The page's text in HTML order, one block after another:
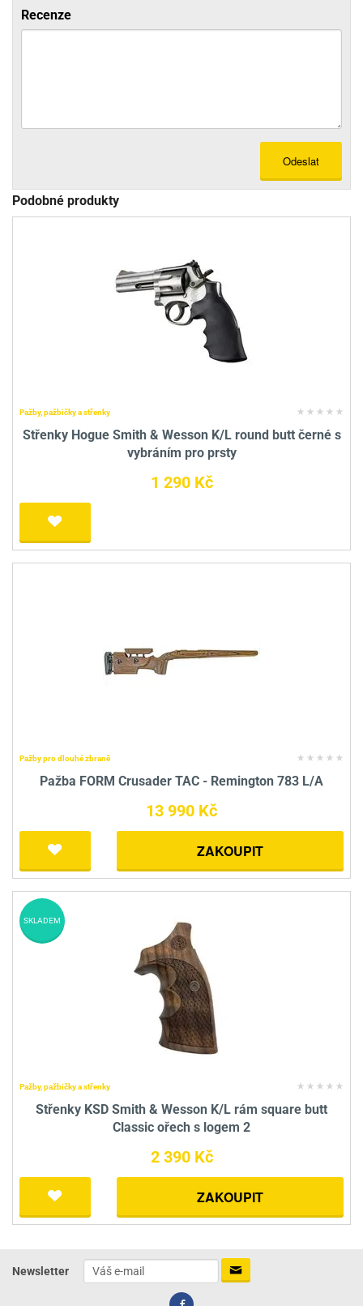
Recenze
Odeslat
Podobné produkty
Pažby, pažbičky a střenky
Střenky Hogue Smith & Wesson K/L round butt černé s
vybráním pro prsty
1 290 Kč
Pažby pro dlouhé zbraně
Pažba FORM Crusader TAC - Remington 783 L/A
13 990 Kč
ZAKOUPIT
Pažby, pažbičky a střenky
Střenky KSD Smith & Wesson K/L rám square butt
Classic ořech s logem 2
2 390 Kč
ZAKOUPIT
SKLADEM
Newsletter